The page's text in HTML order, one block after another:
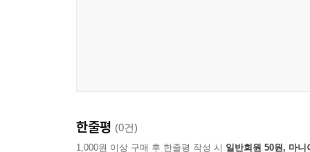
한줄평 (0건)
1,000원 이상 구매 후 한줄평 작성 시 일반회원 50원, 마니